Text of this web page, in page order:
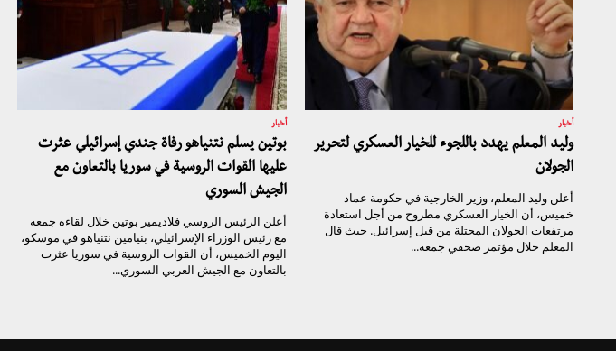
أخبار
وليد المعلم يهدد باللجوء للخيار العسكري لتحرير
الجولان
أعلن وليد المعلم، وزير الخارجية في حكومة عماد
خميس، أن الخيار العسكري مطروح من أجل استعادة
مرتفعات الجولان المحتلة من قبل إسرائيل. حيث قال
المعلم خلال مؤتمر صحفي جمعه...
أخبار
بوتين يسلم نتنياهو رفاة جندي إسرائيلي عثرت
عليها القوات الروسية في سوريا بالتعاون مع
الجيش السوري
أعلن الرئيس الروسي فلاديمير بوتين خلال لقاءه جمعه
مع رئيس الوزراء الإسرائيلي، بنيامين نتنياهو في موسكو،
اليوم الخميس، أن القوات الروسية في سوريا عثرت
بالتعاون مع الجيش العربي السوري...